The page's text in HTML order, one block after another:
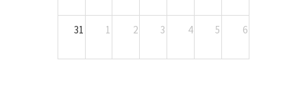
31 1 2 3 4 5 6